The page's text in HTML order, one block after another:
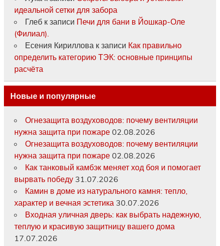
идеальной сетки для забора
Глебк записи Печи для бани в Йошкар-Оле
(Филиал).
Есения Кириллова к записи Как правильно
определить категорию ТЭК: основные принципы
расчёта
Новые и популярные
Огнезащита воздуховодов: почему вентиляции
нужна защита при пожаре 02.08.2026
Огнезащита воздуховодов: почему вентиляции
нужна защита при пожаре 02.08.2026
Как танковый камбэк меняет ход боя и помогает
вырвать победу 31.07.2026
Камин в доме из натурального камня: тепло,
характер и вечная эстетика 30.07.2026
Входная уличная дверь: как выбрать надежную,
теплую и красивую защитницу вашего дома
17.07.2026